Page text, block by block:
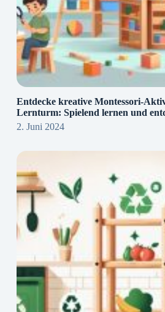
Entdecke kreative Montessori-
Lernturm: Spielend lernen und
2. Juni 2024